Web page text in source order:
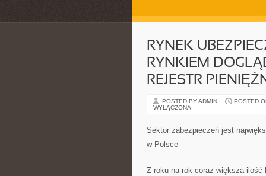
RYNEK
RYNKIEM
REJESTR
POSTED BY ADMIN POSTED
WYŁĄCZONA
Sektor zabezpieczeń jest
w Polsce
Z roku na rok coraz większa ilość